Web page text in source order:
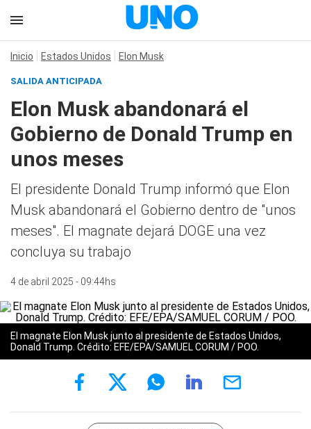
Inicio Estados Unidos Elon Musk
SALIDA ANTICIPADA
Elon Musk abandonará el
Gobierno de Donald Trump en
unos meses
El presidente Donald Trump informó que Elon
Musk abandonará el Gobierno dentro de "unos
meses". El magnate dejará DOGE una vez
concluya su trabajo
4 de abril 2025 - 09:44hs
El magnate Elon Musk junto al presidente de Estados Unidos,
Donald Trump. Crédito: EFE/EPA/SAMUEL CORUM / POO.